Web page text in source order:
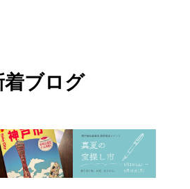
着ブログ